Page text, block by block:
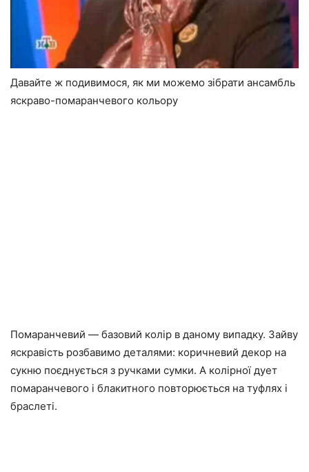
Давайте ж подивимося, як ми можемо зібрати ансамбль
яскраво-помаранчевого кольору
Помаранчевий — базовий колір в даному випадку. Зайву
яскравість розбавимо деталями: коричневий декор на
сукню поєднується з ручками сумки. А колірної дует
помаранчевого і блакитного повторюється на туфлях і
браслеті.